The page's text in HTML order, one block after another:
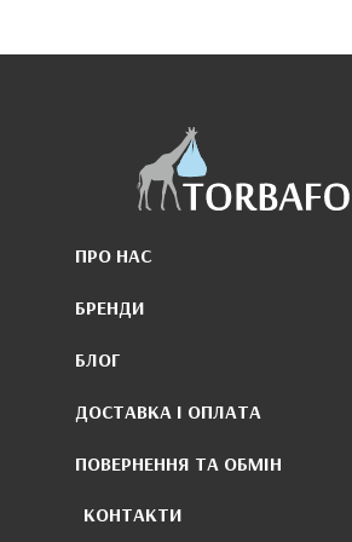
ПРО НАС
БРЕНДИ
БЛОГ
ДОСТАВКА І ОПЛАТА
ПОВЕРНЕННЯ ТА ОБМІН
КОНТАКТИ